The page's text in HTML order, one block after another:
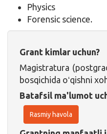
Physics
Forensic science.
Grant kimlar uchun?
Magistratura
bosqichida oʻqishni
Batafsil ma'lumot
Rasmiy havola